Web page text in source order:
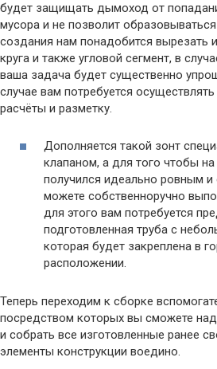
будет защищать дымоход от
мусора и не позволит
создания нам понадобится вырезать
круга и также угловой сегмент, в
ваша задача будет существенно
случае вам потребуется
расчёты и разметку.
Дополняется такой зонт
клапаном, а для того чтобы
получился идеально ровным
можете собственноручно
для этого вам потребуется
подготовленная труба с
которая будет закреплена в
расположении.
Теперь переходим к сборке
посредством которых вы сможете
и собрать все изготовленные ранее
элементы конструкции воедино.